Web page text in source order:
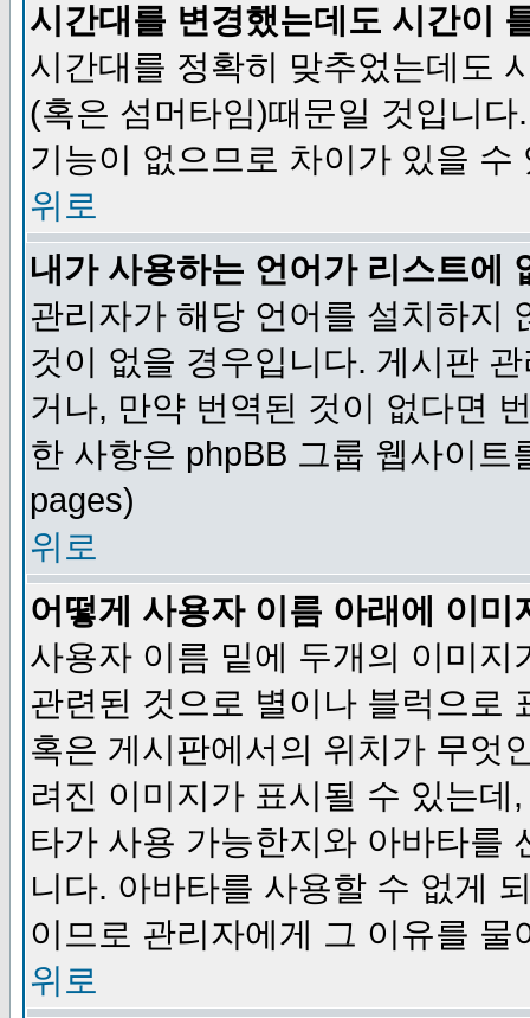
시간대를 변경했는데도 시간이
시간대를 정확히 맞추었는데도
(혹은 섬머타임)때문일 것입니
기능이 없으므로 차이가 있을 수
위로
내가 사용하는 언어가 리스트에
관리자가 해당 언어를 설치하지
것이 없을 경우입니다. 게시판
거나, 만약 번역된 것이 없다면
한 사항은 phpBB 그룹 웹사이
pages)
위로
어떻게 사용자 이름 아래에 이미
사용자 이름 밑에 두개의 이미
관련된 것으로 별이나 블럭으로
혹은 게시판에서의 위치가 무엇
려진 이미지가 표시될 수 있는
타가 사용 가능한지와 아바타를
니다. 아바타를 사용할 수 없게
이므로 관리자에게 그 이유를 물
위로